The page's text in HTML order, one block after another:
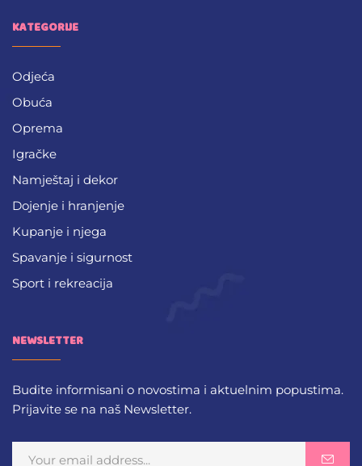
KATEGORIJE
Odjeća
Obuća
Oprema
Igračke
Namještaj i dekor
Dojenje i hranjenje
Kupanje i njega
Spavanje i sigurnost
Sport i rekreacija
NEWSLETTER
Budite informisani o novostima i aktuelnim popustima.
Prijavite se na naš Newsletter.